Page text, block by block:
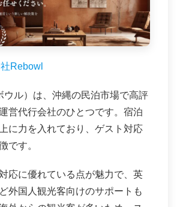
Rebowl
ウル）は、沖縄の民泊市場で高評
営代行会社のひとつです。宿泊
に力を入れており、ゲスト対応
です。
応に優れている点が魅力で、英
外国人観光客向けのサポートも